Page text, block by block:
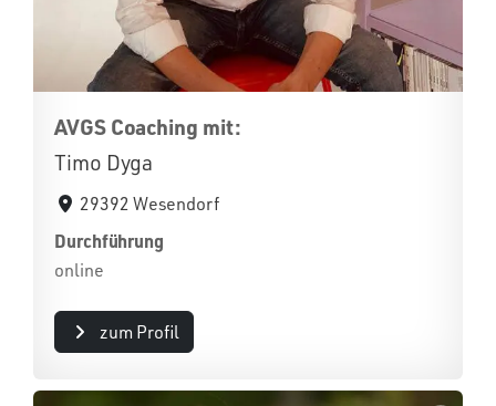
AVGS Coaching mit:
Timo Dyga
29392 Wesendorf
Durchführung
online
zum Profil